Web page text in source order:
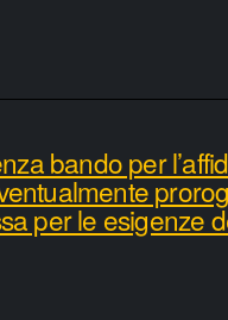
bando per
per le esigenze